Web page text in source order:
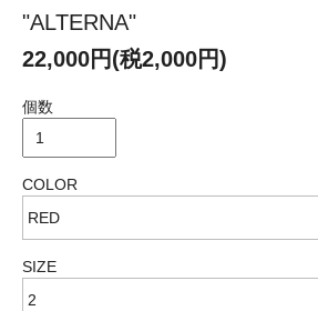
"ALTERNA"
22,000円(税2,000円)
個数
COLOR
SIZE